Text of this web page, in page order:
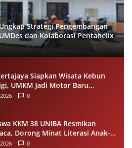
Strategi Pengembangan
dan Kolaborasi Pentahelix
Siapkan Wisata Kebun
UMKM Jadi Motor Baru
Desa
0
KKM 38 UNIBA Resmikan
Dorong Minat Literasi Anak-
Desa Mekarbaru
0